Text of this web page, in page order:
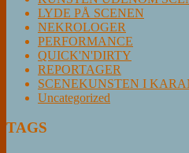
LYDE PÅ SCENEN
NEKROLOGER
PERFORMANCE
QUICK'N'DIRTY
REPORTAGER
SCENEKUNSTEN I
Uncategorized
TAGS